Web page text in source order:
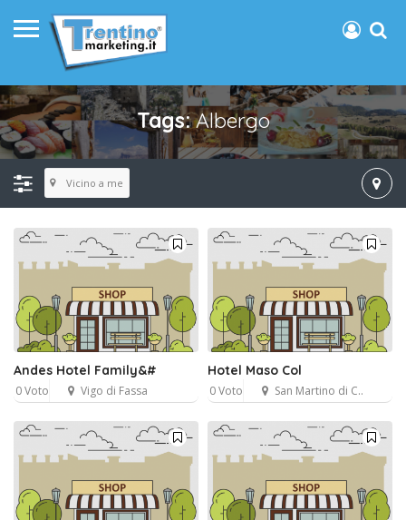
Tags:Albergo
Vicino a me
Andes Hotel Family&#
0 Voto Vigo di Fassa
Hotel Maso Col
0 Voto San Martino di C..